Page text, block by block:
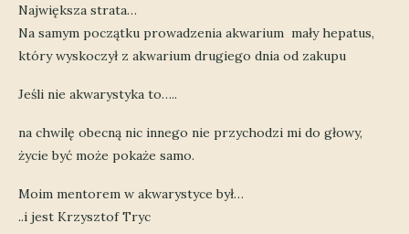
Największa strata…
Na samym początku prowadzenia akwarium mały hepatus,
który wyskoczył z akwarium drugiego dnia od zakupu
Jeśli nie akwarystyka to…..
na chwilę obecną nic innego nie przychodzi mi do głowy,
życie być może pokaże samo.
Moim mentorem w akwarystyce był…
..i jest Krzysztof Tryc